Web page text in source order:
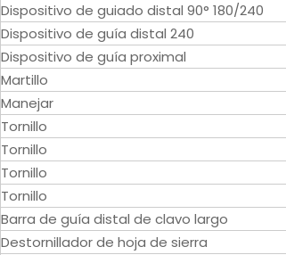
Dispositivo de guiado distal 90° 180/240
Dispositivo de guía distal 240
Dispositivo de guía proximal
Martillo
Manejar
Tornillo
Tornillo
Tornillo
Tornillo
Barra de guía distal de clavo largo
Destornillador de hoja de sierra